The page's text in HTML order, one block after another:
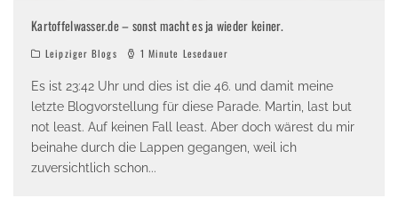
Kartoffelwasser.de – sonst macht es ja wieder keiner.
Leipziger Blogs 1 Minute Lesedauer
Es ist 23:42 Uhr und dies ist die 46. und damit meine
letzte Blogvorstellung für diese Parade. Martin, last but
not least. Auf keinen Fall least. Aber doch wärest du mir
beinahe durch die Lappen gegangen, weil ich
zuversichtlich schon...